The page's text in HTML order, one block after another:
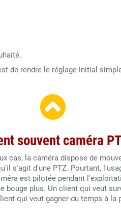
de rendre le réglage initial
souvent caméra
cas, la caméra dispose de
s'agit d'une PTZ. Pourtant,
est pilotée pendant
bouge plus. Un client qui veut
qui veut gagner du temps à